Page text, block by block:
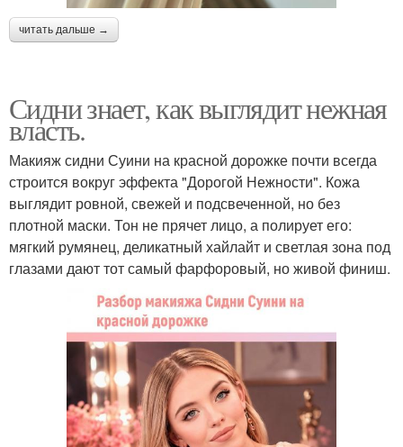
читать дальше →
Сидни знает, как выглядит нежная
власть.
Макияж сидни Суини на красной дорожке почти всегда
строится вокруг эффекта "Дорогой Нежности". Кожа
выглядит ровной, свежей и подсвеченной, но без
плотной маски. Тон не прячет лицо, а полирует его:
мягкий румянец, деликатный хайлайт и светлая зона под
глазами дают тот самый фарфоровый, но живой финиш.